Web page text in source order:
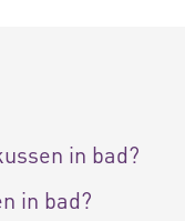
in bad?
in bad?